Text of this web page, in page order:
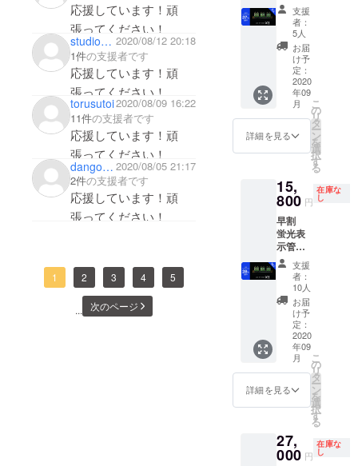
応援しています！頑
張ってください！
studiosimply 2020/08/12 20:18
1件の支援者です
応援しています！頑
張ってください！
torusutoi2020/08/09 16:22
11件の支援者です
応援しています！頑
張ってください！
dango_0907 2020/08/05 21:17
2件の支援者です
応援しています！頑
張ってください！
1 2 3 4 5
... 次のページ
管置時
計 １個
送料・
消費税
込み 通
常販売
価格
22,000
円より
37%OF
F
支援
者：
5人
お届
け予
定：
2020
年09
月
詳細を見る
こ
の
リ
タ
ー
ン
を
選
択
す
る
15,
800 円
在庫な
し
早割
蛍光表
示管置
時計 1
個 送
料・消
費税込
み 通常
販売価
22,000
円より
28%OF
F
支援
者：
10人
お届
け予
定：
2020
年09
月
詳細を見る
こ
の
リ
タ
ー
ン
を
選
択
す
る
27,
000 円
在庫な
し